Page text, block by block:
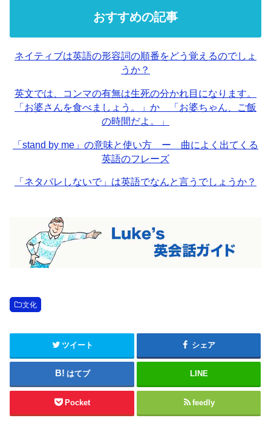
おすすめの記事
ネイティブは英語の形容詞の順番をどう覚えるのでしょ
うか？
英文では、コンマの有無は生死の分かれ目になります。
「お婆さんを食べましょう。」か 「お婆ちゃん、ご飯
の時間だよ。」
「stand by me」の意味と使い方 ー 曲によく出てくる
英語のフレーズ
「ネタバレしないで」は英語でなんと言うでしょうか？
文化
ツイート シェア
はてブ LINE
Pocket feedly